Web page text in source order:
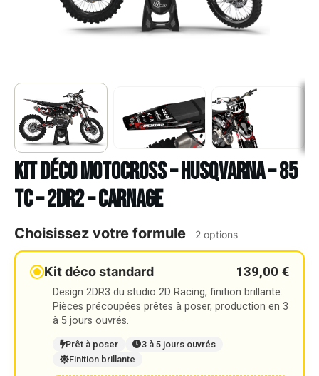
Kit déco Motocross – HUSQVARNA – 85
TC – 2DR2 – CARNAGE
Choisissez votre formule 2 options
Kit déco standard 139,00 €
Design 2DR3 du studio 2D Racing, finition brillante.
Pièces précoupées prêtes à poser, production en 3
à 5 jours ouvrés.
Prêt à poser
3 à 5 jours ouvrés
Finition brillante